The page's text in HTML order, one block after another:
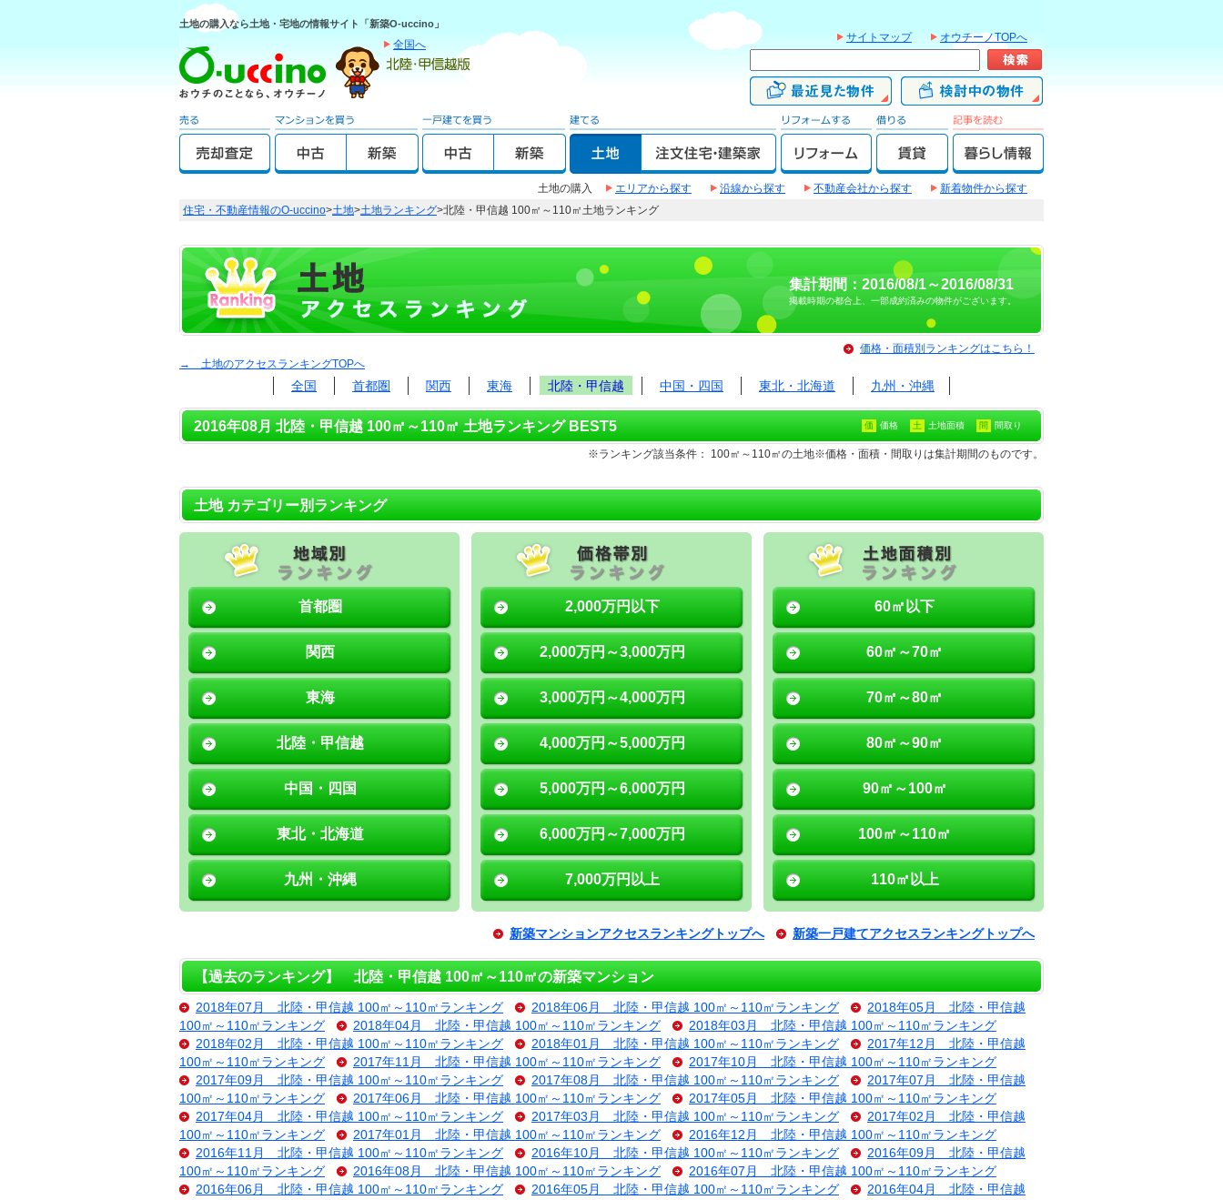
土地の購入なら土地・宅地の情報サイト「新築O-uccino」
全国へ
サイトマップ オウチーノTOPへ
土地の購入 エリアから探す 沿線から探す 不動産会社から探す
新着物件から探す
住宅・不動産情報のO-uccino>土地>土地ランキング>北陸・甲信越 100㎡～110㎡土地ランキング
集計期間：2016/08/1～2016/08/31
掲載時期の都合上、一部成約済みの物件がございます。
価格・面積別ランキングはこちら！
→ 土地のアクセスランキングTOPへ
全国 首都圏 関西 東海 北陸・甲信越 中国・四国 東北・北海道 九州・沖縄
2016年08月 北陸・甲信越 100㎡～110㎡ 土地ランキング BEST5 価 価格 土 土地面積 間 間取り
※ランキング該当条件： 100㎡～110㎡の土地※価格・面積・間取りは集計期間のものです。
土地 カテゴリー別ランキング
首都圏
関西
東海
北陸・甲信越
中国・四国
東北・北海道
九州・沖縄
2,000万円以下
2,000万円～3,000万円
3,000万円～4,000万円
4,000万円～5,000万円
5,000万円～6,000万円
6,000万円～7,000万円
7,000万円以上
60㎡以下
60㎡～70㎡
70㎡～80㎡
80㎡～90㎡
90㎡～100㎡
100㎡～110㎡
110㎡以上
新築マンションアクセスランキングトップへ 新築一戸建てアクセスランキングトップへ
【過去のランキング】 北陸・甲信越 100㎡～110㎡の新築マンション
2018年07月 北陸・甲信越 100㎡～110㎡ランキング 2018年06月 北陸・甲信越 100㎡～110㎡ランキング
2018年05月 北陸・甲信越
100㎡～110㎡ランキング
2018年04月 北陸・甲信越 100㎡～110㎡ランキング
2018年03月 北陸・甲信越 100㎡～110㎡ランキング
2018年02月 北陸・甲信越 100㎡～110㎡ランキング
2018年01月 北陸・甲信越 100㎡～110㎡ランキング
2017年12月 北陸・甲信越
100㎡～110㎡ランキング
2017年11月 北陸・甲信越 100㎡～110㎡ランキング
2017年10月 北陸・甲信越 100㎡～110㎡ランキング
2017年09月 北陸・甲信越 100㎡～110㎡ランキング
2017年08月 北陸・甲信越 100㎡～110㎡ランキング
2017年07月 北陸・甲信越
100㎡～110㎡ランキング
2017年06月 北陸・甲信越 100㎡～110㎡ランキング
2017年05月 北陸・甲信越 100㎡～110㎡ランキング
2017年04月 北陸・甲信越 100㎡～110㎡ランキング
2017年03月 北陸・甲信越 100㎡～110㎡ランキング
2017年02月 北陸・甲信越
100㎡～110㎡ランキング
2017年01月 北陸・甲信越 100㎡～110㎡ランキング
2016年12月 北陸・甲信越 100㎡～110㎡ランキング
2016年11月 北陸・甲信越 100㎡～110㎡ランキング
2016年10月 北陸・甲信越 100㎡～110㎡ランキング
2016年09月 北陸・甲信越
100㎡～110㎡ランキング
2016年08月 北陸・甲信越 100㎡～110㎡ランキング
2016年07月 北陸・甲信越 100㎡～110㎡ランキング
2016年06月 北陸・甲信越 100㎡～110㎡ランキング
2016年05月 北陸・甲信越 100㎡～110㎡ランキング
2016年04月 北陸・甲信越